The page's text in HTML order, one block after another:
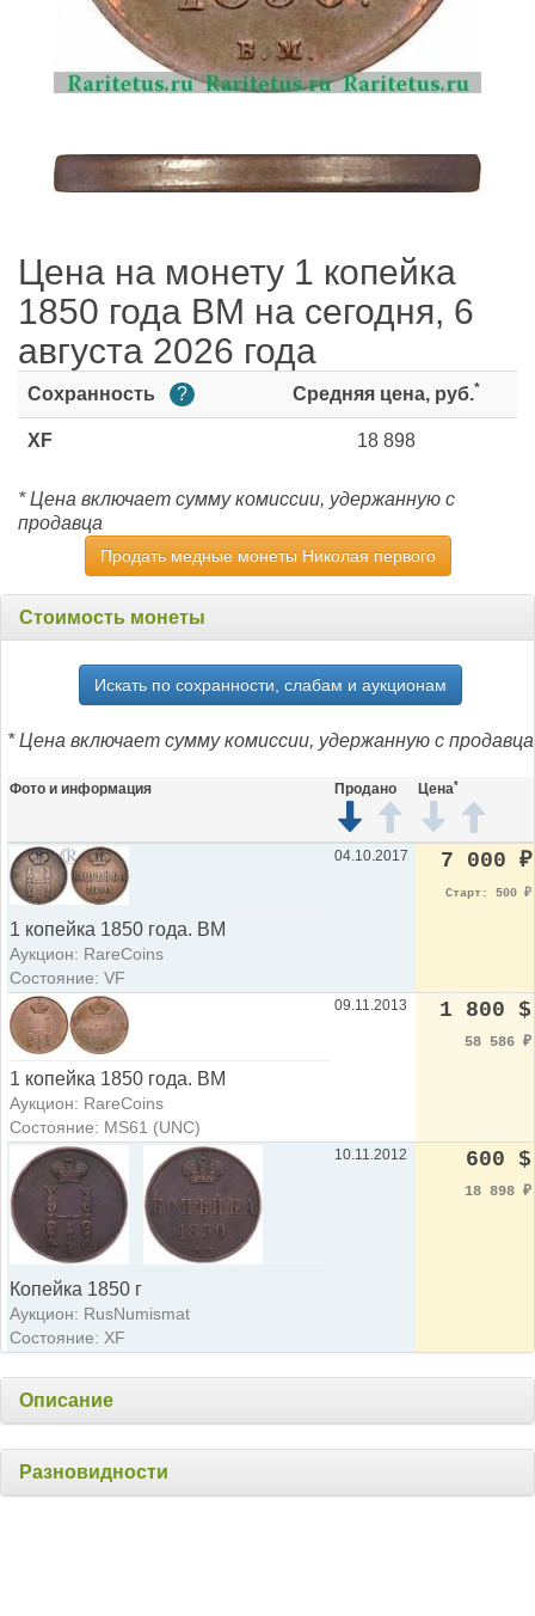
Цена на монету 1 копейка
1850 года ВМ на сегодня, 6
августа 2026 года
Сохранность ? Средняя цена, руб.*
XF 18 898
* Цена включает сумму комиссии, удержанную с
продавца
Продать медные монеты Николая первого
Стоимость монеты
Искать по сохранности, слабам и аукционам
* Цена включает сумму комиссии, удержанную с продавца
Фото и информация Продано Цена*
1 копейка 1850 года. ВМ
Аукцион: RareCoins
Состояние: VF
04.10.2017 7 000 ₽
Старт: 500 ₽
1 копейка 1850 года. ВМ
Аукцион: RareCoins
Состояние: MS61 (UNC)
09.11.2013 1 800 $
58 586 ₽
Копейка 1850 г
Аукцион: RusNumismat
Состояние: XF
10.11.2012 600 $
18 898 ₽
Описание
Разновидности